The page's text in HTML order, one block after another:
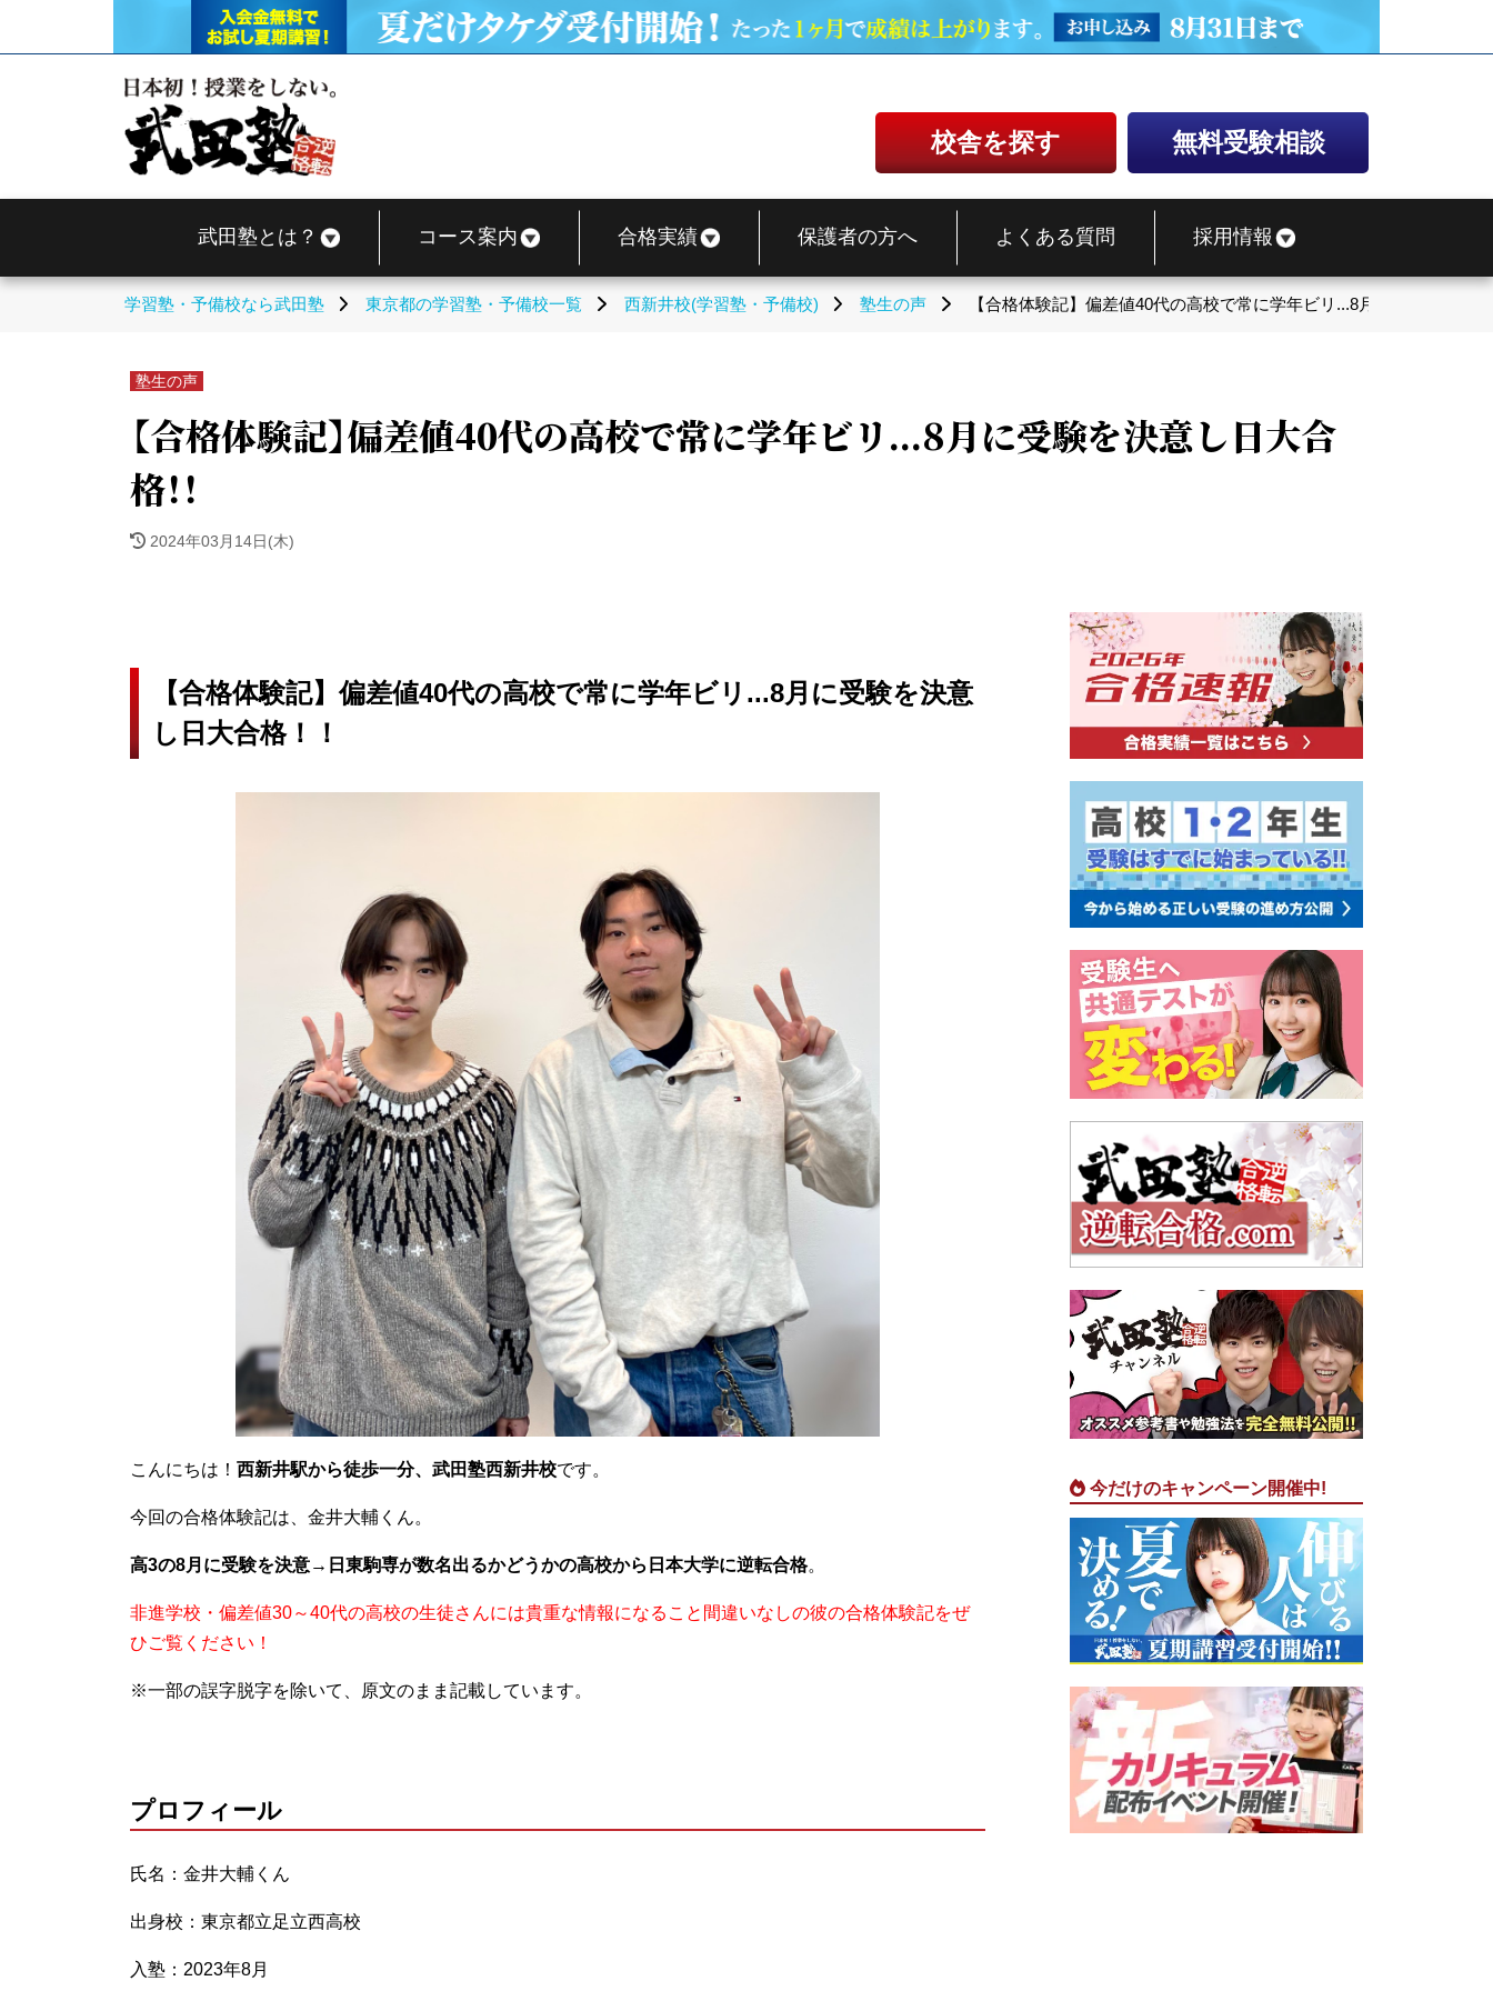
校舎を探す 無料受験相談
武田塾とは？ コース案内 合格実績 保護者の方へ よくある質問 採用情報
学習塾・予備校なら武田塾 東京都の学習塾・予備校一覧 西新井校(学習塾・予備校) 塾生の声 【合格体験記】偏差値40代の高校で常に学年ビリ...8月に受験を決意
塾生の声
【合格体験記】偏差値40代の高校で常に学年ビリ...8月に受験を決意し日大合
格！！
2024年03月14日(木)
【合格体験記】偏差値40代の高校で常に学年ビリ...8月に受験を決意
し日大合格！！
こんにちは！ 西新井駅から徒歩一分、武田塾西新井校です。
今回の合格体験記は、金井大輔くん。
高3の8月に受験を決意→日東駒専が数名出るかどうかの高校から日本大学に逆転合格。
非進学校・偏差値30～40代の高校の生徒さんには貴重な情報になること間違いなしの彼の合格体験記をぜ
ひご覧ください！
※一部の誤字脱字を除いて、原文のまま記載しています。
プロフィール
氏名：金井大輔くん
出身校：東京都立足立西高校
入塾：2023年8月
今だけのキャンペーン開催中!